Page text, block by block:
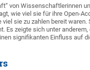
von Wissenschaftlerinnen
wie viel sie für ihre Open-
sie zu zahlen bereit
Es zeigte sich unter
signifikanten Einfluss auf